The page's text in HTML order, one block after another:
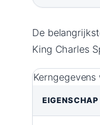
De
King Charles
Kerngegevens
EIGENSCHAP